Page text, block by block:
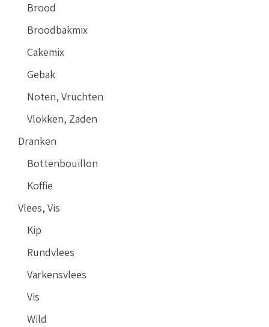
Brood
Broodbakmix
Cakemix
Gebak
Noten, Vruchten
Vlokken, Zaden
Dranken
Bottenbouillon
Koffie
Vlees, Vis
Kip
Rundvlees
Varkensvlees
Vis
Wild